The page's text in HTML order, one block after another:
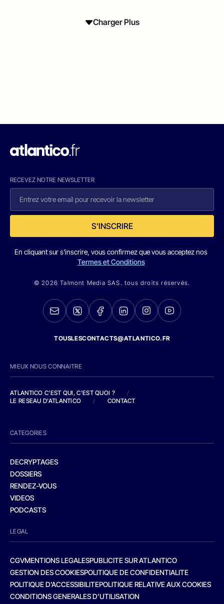
Charger Plus
RECEVEZ NOTRE NEWSLETTER
S'INSCRIRE
En cliquant sur s'inscrire, vous confirmez que vous acceptez nos
Termes et Conditions
© 2026 Talmont Media SAS. tous droits réservés.
TOUSLESCONTACTS@ATLANTICO.FR
MIEUX NOUS CONNAITRE
ATLANTICO C'EST QUI, C'EST QUOI ?
/
LE RESEAU D'ATLANTICO
/ CONTACT
CATEGORIES
DECRYPTAGES
DOSSIERS
RENDEZ-VOUS
VIDEOS
PODCASTS
LEGAL
CGVMENTIONS LEGALESPUBLICITE SUR ATLANTICO
GESTION DES COOKIESPOLITIQUE DE CONFIDENTIALITE
POLITIQUE D’ACCESSIBILITEPOLITIQUE RELATIVE AUX COOKIES
CONDITIONS GENERALES D’UTILISATION